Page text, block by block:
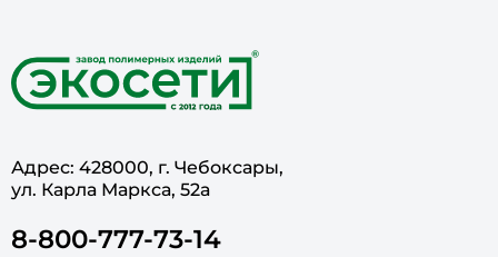
Адрес: 428000, г. Чебоксары,
ул. Карла Маркса, 52а
8-800-777-73-14